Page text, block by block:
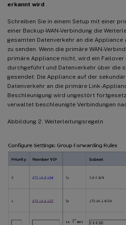
erkannt wird .
Schreiben Sie in einem Setup mit einer
einer Backup-WAN-Verbindung die
gesamten Datenverkehr an die
zu senden. Wenn die primäre WAN-
primäre Appliance nicht, wird ein Failover
durchgeführt und Datenverkehr über die
gesendet. Die Appliance auf der
Datenverkehr an die primäre Link-
Beschleunigung wird ungestört
verwaltet beschleunigte Verbindungen
Abbildung 2. Weiterleitungsregeln